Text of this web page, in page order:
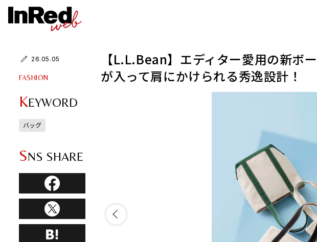
【L.L.Bean】エディター愛用の新ボ
が入って肩にかけられる秀逸設計！
26.05.05
FASHION
KEYWORD
バッグ
SNS SHARE